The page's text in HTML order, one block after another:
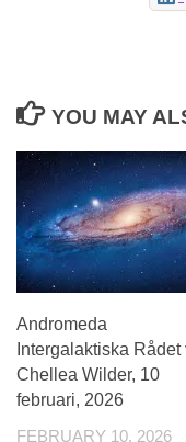
YOU MAY
Andromeda
Intergalaktiska Rådet
Chellea Wilder, 10
februari, 2026
FEBRUARY 10, 2026